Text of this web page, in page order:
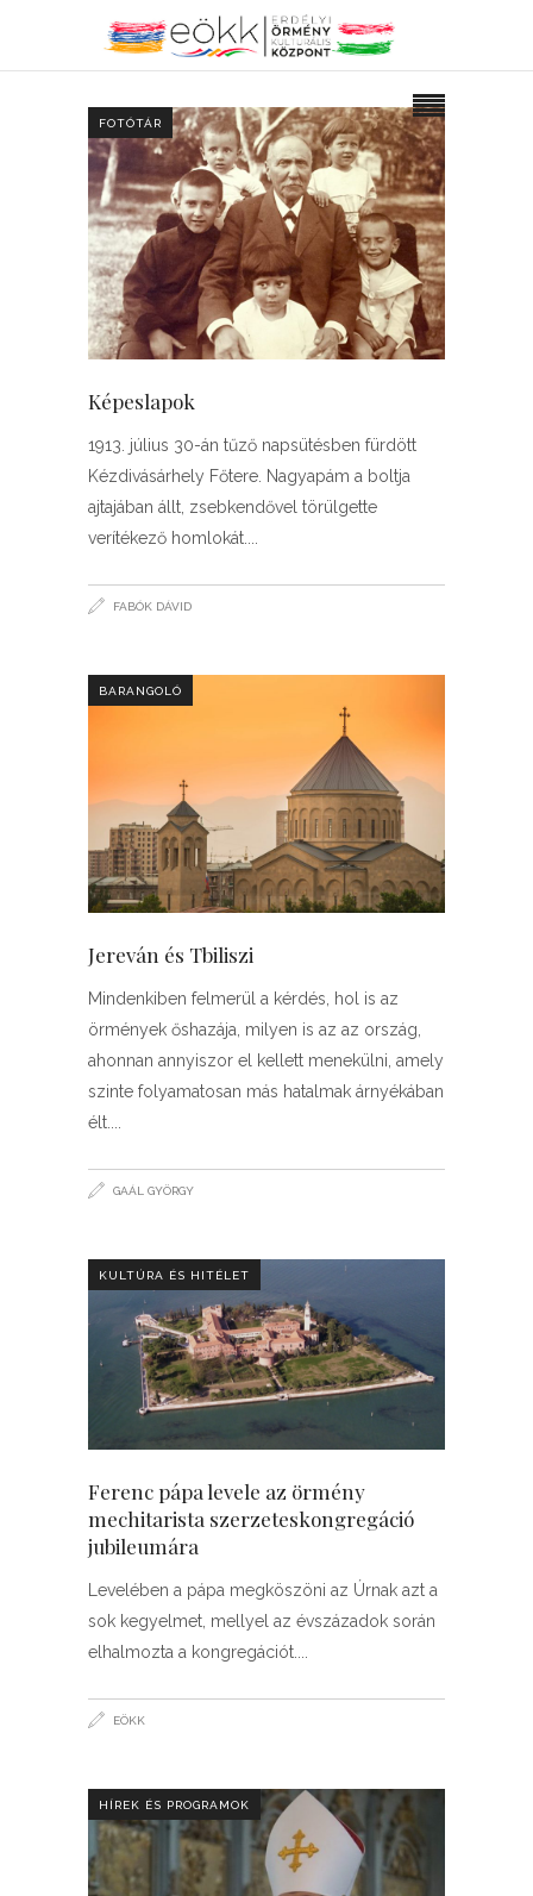
FOTÓTÁR
Képeslapok
1913. július 30-án tűző napsütésben fürdött
Kézdivásárhely Főtere. Nagyapám a boltja
ajtajában állt, zsebkendővel törülgette
verítékező homlokát.
FABÓK DÁVID
BARANGOLÓ
Jereván és Tbiliszi
Mindenkiben felmerül a kérdés, hol is az
örmények őshazája, milyen is az az ország,
ahonnan annyiszor el kellett menekülni, amely
szinte folyamatosan más hatalmak árnyékában
élt.
GAÁL GYÖRGY
KULTÚRA ÉS HITÉLET
Ferenc pápa levele az örmény
mechitarista szerzeteskongregáció
jubileumára
Levelében a pápa megköszöni az Úrnak azt a
sok kegyelmet, mellyel az évszázadok során
elhalmozta a kongregációt.
EÖKK
HÍREK ÉS PROGRAMOK